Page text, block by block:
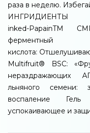
раза в неделю.
ИНГРИДИЕНТЫ
inked-PapainTM
ферментный
кислота:
Multifruit® BSC:
нераздражающих
льняного семени:
воспаление
успокаивающее и